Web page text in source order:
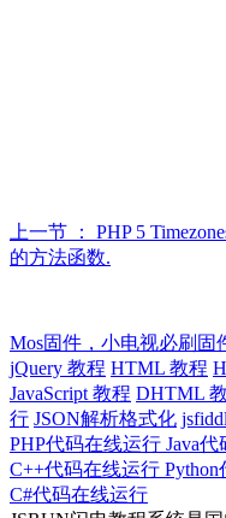
上一节 ： PHP 5
的方法函数.
Mos固件，小电视必刷固
jQuery 教程 HTML 教程
JavaScript 教程 DHTML
行 JSON解析格式化
PHP代码在线运行 Java
C++代码在线运行
C#代码在线运行